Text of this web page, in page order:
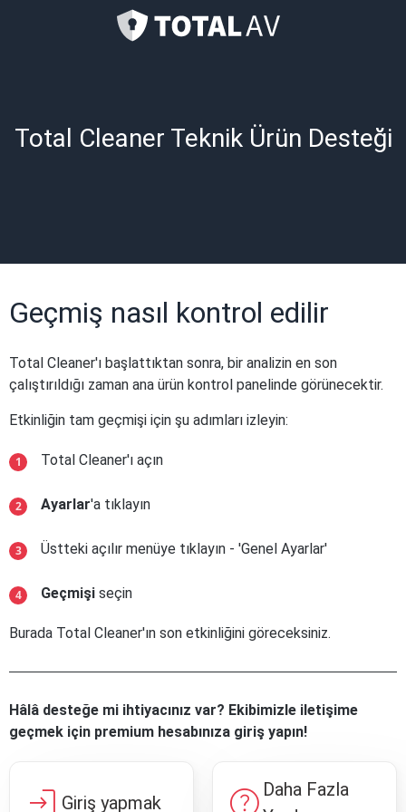
Total Cleaner Teknik Ürün Desteği
Geçmiş nasıl kontrol edilir
Total Cleaner'ı başlattıktan sonra, bir analizin en son
çalıştırıldığı zaman ana ürün kontrol panelinde görünecektir.
Etkinliğin tam geçmişi için şu adımları izleyin:
Total Cleaner'ı açın
Ayarlar'a tıklayın
Üstteki açılır menüye tıklayın - 'Genel Ayarlar'
Geçmişi seçin
Burada Total Cleaner'ın son etkinliğini göreceksiniz.
Hâlâ desteğe mi ihtiyacınız var? Ekibimizle iletişime
geçmek için premium hesabınıza giriş yapın!
login Giriş yapmak helpDaha Fazla